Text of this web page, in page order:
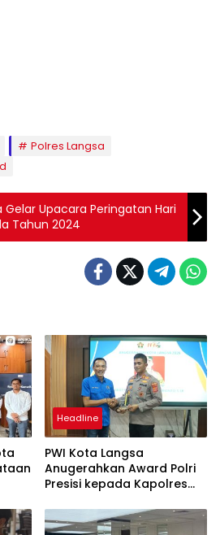
Polres Langsa
Gelar Upacara Peringatan Hari
Tahun 2024
Headline
PWI Kota Langsa
Anugerahkan Award Polri
Presisi kepada Kapolres